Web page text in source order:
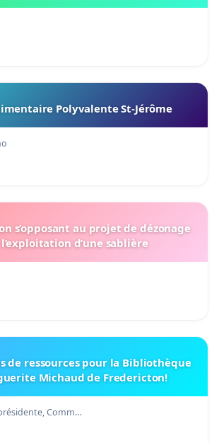
Polyvalente St-Jérôme
s’opposant au projet de dézonage
d’une sablière
de ressources pour la Bibliothèque
Michaud de Fredericton!
Comm…